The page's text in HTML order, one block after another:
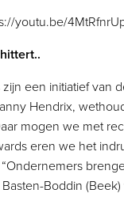
youtu.be/
zijn een initiatief
Hendrix,
mogen we met
eren we het
Boddin